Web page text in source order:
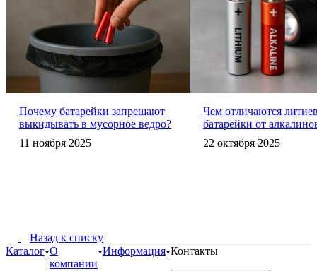
Почему батарейки запрещают
выкидывать в мусорное ведро?
11 ноября 2025
Чем отличаются
батарейки от
22 октября 2025
Назад к списку
Каталог О
компании
Информация Контакты